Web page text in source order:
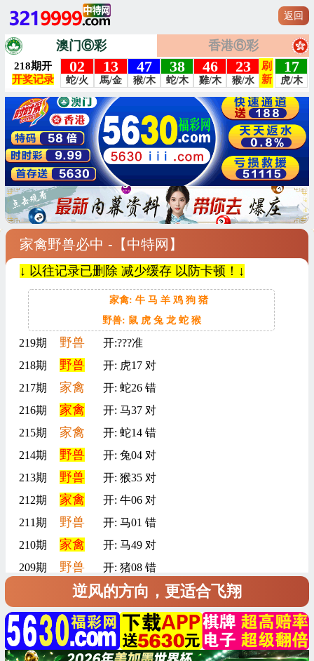
返回
澳门⑥彩 香港⑥彩